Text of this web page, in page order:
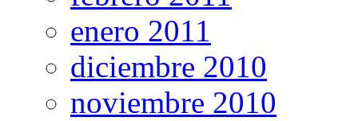
enero 2011
diciembre 2010
noviembre 2010